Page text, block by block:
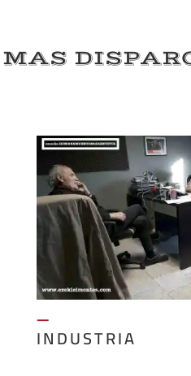
MAS
—
INDUSTRIA